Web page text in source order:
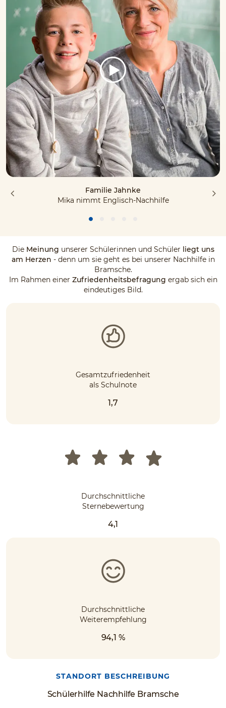
Familie Jahnke
Mika nimmt Englisch-Nachhilfe
Die Meinung unserer Schülerinnen und Schüler liegt uns
am Herzen - denn um sie geht es bei unserer Nachhilfe in
Bramsche.
Im Rahmen einer Zufriedenheitsbefragung ergab sich ein
eindeutiges Bild.
Gesamtzufriedenheit
als Schulnote
1,7
Durchschnittliche
Sternebewertung
4,1
Durchschnittliche
Weiterempfehlung
94,1 %
Schülerhilfe Nachhilfe Bramsche
STANDORT BESCHREIBUNG